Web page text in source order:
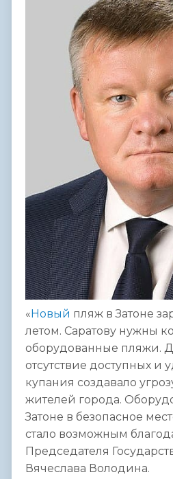
«Новый пляж в Затоне
летом. Саратову нужны
оборудованные пляжи.
отсутствие доступных и
купания создавало
жителей города.
Затоне в безопасное
стало возможным
Председателя
Вячеслава Володина.